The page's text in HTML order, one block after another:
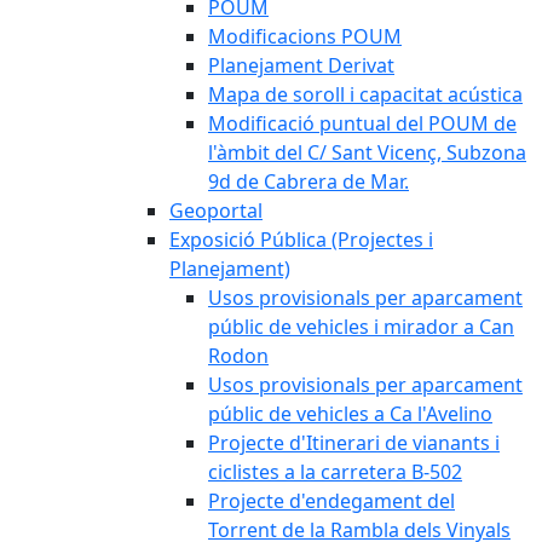
POUM
Modificacions POUM
Planejament Derivat
Mapa de soroll i capacitat acústica
Modificació puntual del POUM de
l'àmbit del C/ Sant Vicenç, Subzona
9d de Cabrera de Mar.
Geoportal
Exposició Pública (Projectes i
Planejament)
Usos provisionals per aparcament
públic de vehicles i mirador a Can
Rodon
Usos provisionals per aparcament
públic de vehicles a Ca l'Avelino
Projecte d'Itinerari de vianants i
ciclistes a la carretera B-502
Projecte d'endegament del
Torrent de la Rambla dels Vinyals